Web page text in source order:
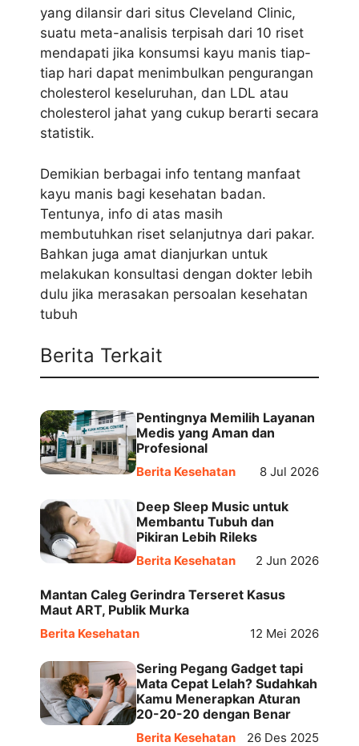
yang dilansir dari situs Cleveland Clinic,
suatu meta-analisis terpisah dari 10 riset
mendapati jika konsumsi kayu manis tiap-
tiap hari dapat menimbulkan pengurangan
cholesterol keseluruhan, dan LDL atau
cholesterol jahat yang cukup berarti secara
statistik.
Demikian berbagai info tentang manfaat
kayu manis bagi kesehatan badan.
Tentunya, info di atas masih
membutuhkan riset selanjutnya dari pakar.
Bahkan juga amat dianjurkan untuk
melakukan konsultasi dengan dokter lebih
dulu jika merasakan persoalan kesehatan
tubuh
Berita Terkait
Pentingnya Memilih Layanan
Medis yang Aman dan
Profesional
Berita Kesehatan 8 Jul 2026
Deep Sleep Music untuk
Membantu Tubuh dan
Pikiran Lebih Rileks
Berita Kesehatan 2 Jun 2026
Mantan Caleg Gerindra Terseret Kasus
Maut ART, Publik Murka
Berita Kesehatan 12 Mei 2026
Sering Pegang Gadget tapi
Mata Cepat Lelah? Sudahkah
Kamu Menerapkan Aturan
20-20-20 dengan Benar
Berita Kesehatan 26 Des 2025